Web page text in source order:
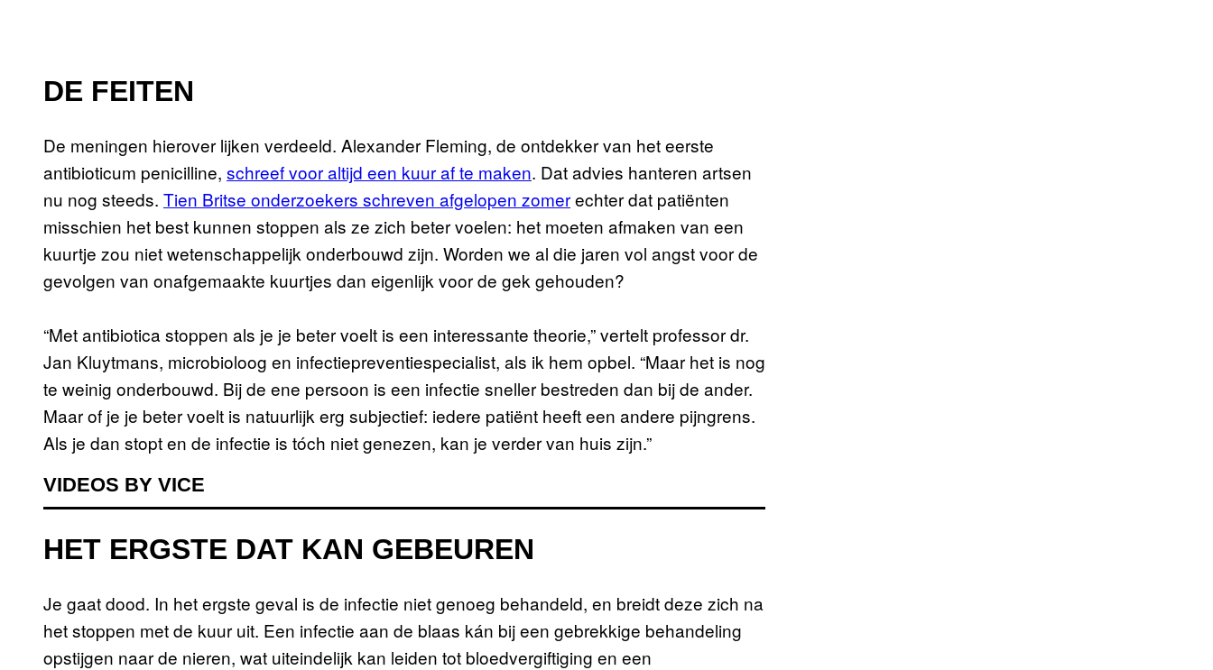
DE FEITEN
De meningen hierover lijken verdeeld. Alexander Fleming, de ontdekker van het eerste
antibioticum penicilline, schreef voor altijd een kuur af te maken. Dat advies hanteren artsen
nu nog steeds. Tien Britse onderzoekers schreven afgelopen zomerechter dat patiënten
misschien het best kunnen stoppen als ze zich beter voelen: het moeten afmaken van een
kuurtje zou niet wetenschappelijk onderbouwd zijn. Worden we al die jaren vol angst voor de
gevolgen van onafgemaakte kuurtjes dan eigenlijk voor de gek gehouden?
“Met antibiotica stoppen als je je beter voelt is een interessante theorie,” vertelt professor dr.
Jan Kluytmans, microbioloog en infectiepreventiespecialist, als ik hem opbel. “Maar het is nog
te weinig onderbouwd. Bij de ene persoon is een infectie sneller bestreden dan bij de ander.
Maar of je je beter voelt is natuurlijk erg subjectief: iedere patiënt heeft een andere pijngrens.
Als je dan stopt en de infectie is tóch niet genezen, kan je verder van huis zijn.”
VIDEOS BY VICE
HET ERGSTE DAT KAN GEBEUREN
Je gaat dood. In het ergste geval is de infectie niet genoeg behandeld, en breidt deze zich na
het stoppen met de kuur uit. Een infectie aan de blaas kán bij een gebrekkige behandeling
opstijgen naar de nieren, wat uiteindelijk kan leiden tot bloedvergiftiging en een